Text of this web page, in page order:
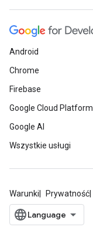
Android
Chrome
Firebase
Google Cloud Platform
Google AI
Wszystkie usługi
Warunki Prywatność